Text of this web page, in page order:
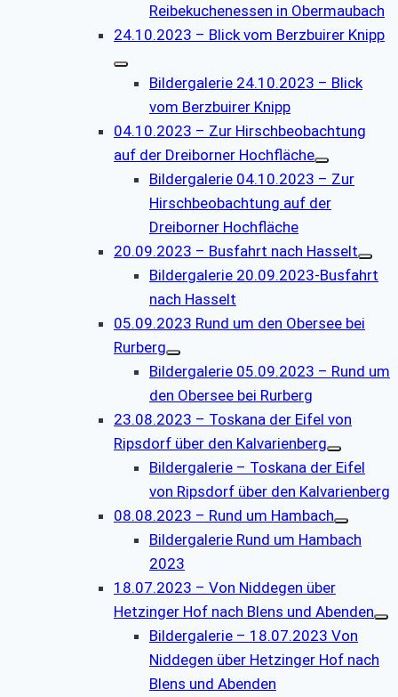
Reibekuchenessen in Obermaubach
24.10.2023 – Blick vom Berzbuirer Knipp
Bildergalerie 24.10.2023 – Blick
vom Berzbuirer Knipp
04.10.2023 – Zur Hirschbeobachtung
auf der Dreiborner Hochfläche
Bildergalerie 04.10.2023 – Zur
Hirschbeobachtung auf der
Dreiborner Hochfläche
20.09.2023 – Busfahrt nach Hasselt
Bildergalerie 20.09.2023-Busfahrt
nach Hasselt
05.09.2023 Rund um den Obersee bei
Rurberg
Bildergalerie 05.09.2023 – Rund um
den Obersee bei Rurberg
23.08.2023 – Toskana der Eifel von
Ripsdorf über den Kalvarienberg
Bildergalerie – Toskana der Eifel
von Ripsdorf über den Kalvarienberg
08.08.2023 – Rund um Hambach
Bildergalerie Rund um Hambach
2023
18.07.2023 – Von Niddegen über
Hetzinger Hof nach Blens und Abenden
Bildergalerie – 18.07.2023 Von
Niddegen über Hetzinger Hof nach
Blens und Abenden